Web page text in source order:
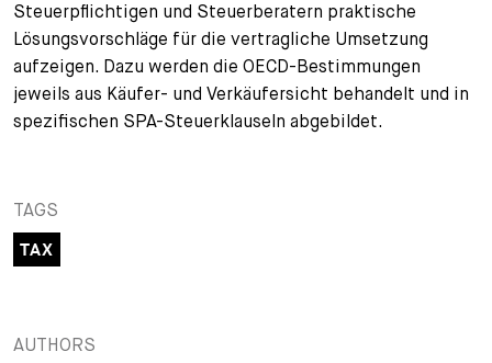
Steuerpflichtigen und Steuerberatern praktische
Lösungsvorschläge für die vertragliche Umsetzung
aufzeigen. Dazu werden die OECD-Bestimmungen
jeweils aus Käufer- und Verkäufersicht behandelt und in
spezifischen SPA-Steuerklauseln abgebildet.
TAGS
TAX
AUTHORS